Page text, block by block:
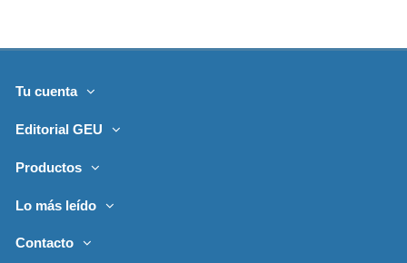
Tu cuenta
Editorial GEU
Productos
Lo más leído
Contacto